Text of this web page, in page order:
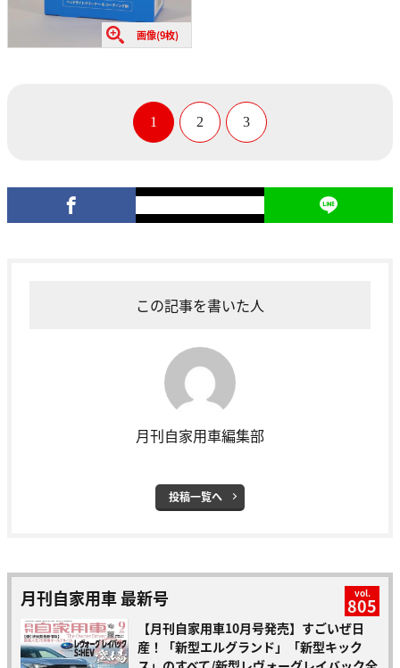
画像(9枚)
1 2 3
この記事を書いた人
月刊自家用車編集部
投稿一覧へ
月刊自家用車 最新号 vol.
805
【月刊自家用車10月号発売】すごいぜ日
産！「新型エルグランド」「新型キック